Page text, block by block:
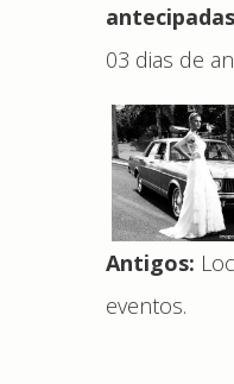
03 dias de
Antigos:
eventos.